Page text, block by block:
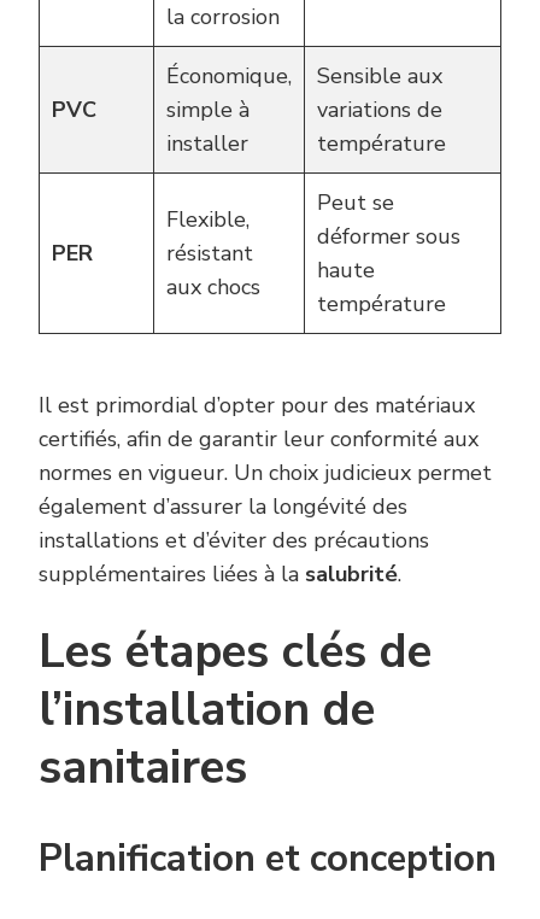
la corrosion
PVC
Économique,
simple à
installer
Sensible aux
variations de
température
PER
Flexible,
résistant
aux chocs
Peut se
déformer sous
haute
température
Il est primordial d’opter pour des matériaux
certifiés, afin de garantir leur conformité aux
normes en vigueur. Un choix judicieux permet
également d’assurer la longévité des
installations et d’éviter des précautions
supplémentaires liées à la salubrité.
Les étapes clés de
l’installation de
sanitaires
Planification et conception